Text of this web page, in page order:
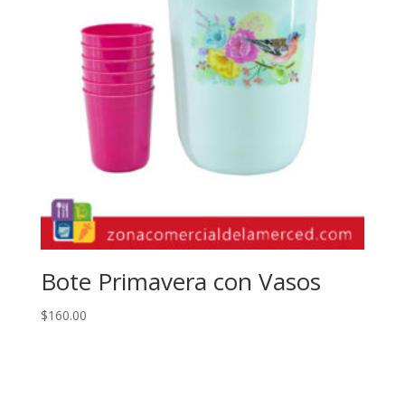
Bote Primavera con Vasos
$160.00